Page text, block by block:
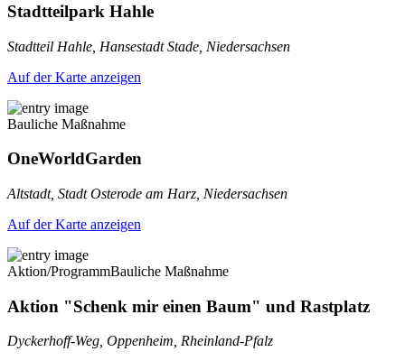
Stadtteilpark Hahle
Stadtteil Hahle, Hansestadt Stade, Niedersachsen
Auf der Karte anzeigen
Bauliche Maßnahme
OneWorldGarden
Altstadt, Stadt Osterode am Harz, Niedersachsen
Auf der Karte anzeigen
Aktion/ProgrammBauliche Maßnahme
Aktion "Schenk mir einen Baum" und Rastplatz
Dyckerhoff-Weg, Oppenheim, Rheinland-Pfalz